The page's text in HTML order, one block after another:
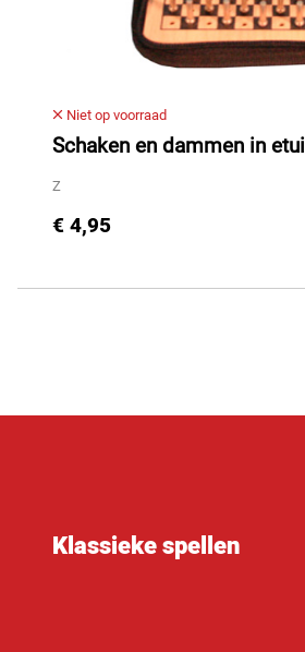
Niet op voorraad
Schaken en dammen in etui
Z
€ 4,95
Klassieke spellen